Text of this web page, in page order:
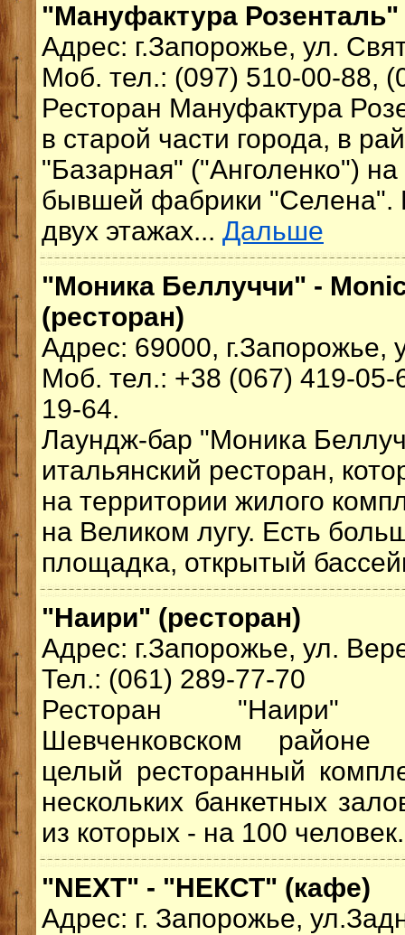
"Мануфактура Розенталь"
Адрес: г.Запорожье, ул.
Моб. тел.: (097) 510-00-88,
Ресторан Мануфактура
в старой части города, в
"Базарная" ("Анголенко")
бывшей фабрики "Селена".
двух этажах... Дальше
"Моника Беллуччи" -
(ресторан)
Адрес: 69000, г.Запорожье,
Моб. тел.: +38 (067) 419-05-
19-64.
Лаундж-бар "Моника
итальянский ресторан,
на территории жилого
на Великом лугу. Есть
площадка, открытый
"Наири" (ресторан)
Адрес: г.Запорожье, ул.
Тел.: (061) 289-77-70
Ресторан "Наири"
Шевченковском
целый ресторанный
нескольких банкетных
из которых - на 100
"NEXT" - "НЕКСТ" (кафе)
Адрес: г. Запорожье,